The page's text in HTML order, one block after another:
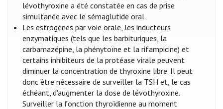
lévothyroxine a été constatée en cas de prise
simultanée avec le sémaglutide oral.
Les estrogènes par voie orale, les inducteurs
enzymatiques (tels que les barbituriques, la
carbamazépine, la phénytoïne et la rifampicine) et
certains inhibiteurs de la protéase virale peuvent
diminuer la concentration de thyroxine libre. Il peut
donc être nécessaire de surveiller la TSH et, le cas
échéant, d'augmenter la dose de lévothyroxine.
Surveiller la fonction thyroïdienne au moment